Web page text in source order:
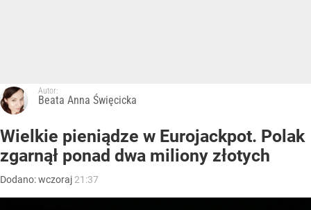
Autor:
Beata Anna Święcicka
Wielkie pieniądze w Eurojackpot. Polak
zgarnął ponad dwa miliony złotych
Dodano:wczoraj 21:37